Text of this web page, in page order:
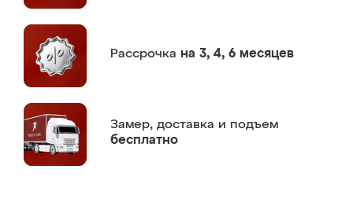
Рассрочка на 3, 4, 6 месяцев
Замер, доставка и подъем
бесплатно